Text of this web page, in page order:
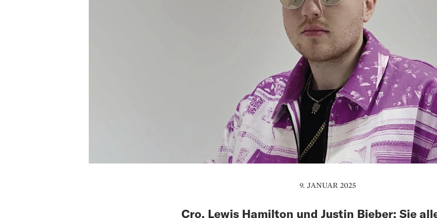
9. JANUAR 2025
Cro, Lewis Hamilton und Justin Bieber: Sie